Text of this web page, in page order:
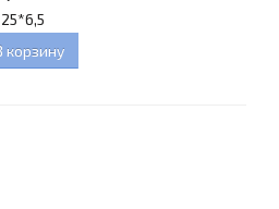
25*6,5
корзину